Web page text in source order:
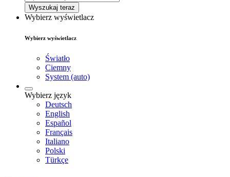
Wyszukaj teraz
Wybierz wyświetlacz
Wybierz wyświetlacz
Światło
Ciemny
System (auto)
Wybierz język
Deutsch
English
Español
Français
Italiano
Polski
Türkçe